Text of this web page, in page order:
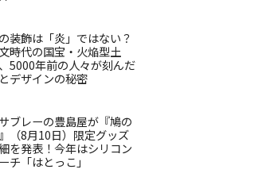
装飾は「炎」ではない？
時代の国宝・火焔型土
5000年前の人々が刻んだ
デザインの秘密
ブレーの豊島屋が『鳩の
（8月10日）限定グッズ
を発表！今年はシリコン
チ「はとっこ」